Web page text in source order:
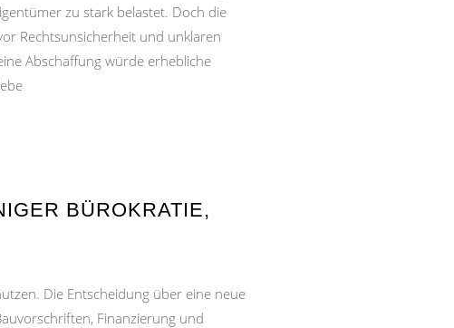
zu stark belastet. Doch die
Rechtsunsicherheit und unklaren
Abschaffung würde erhebliche
BÜROKRATIE,
Die Entscheidung über eine neue
Finanzierung und